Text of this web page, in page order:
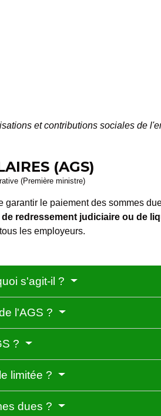
et contributions sociales de
(AGS)
(Première ministre)
garantir le paiement des sommes
redressement judiciaire ou de
les employeurs.
s'agit-il ?
l'AGS ?
?
limitée ?
dues ?